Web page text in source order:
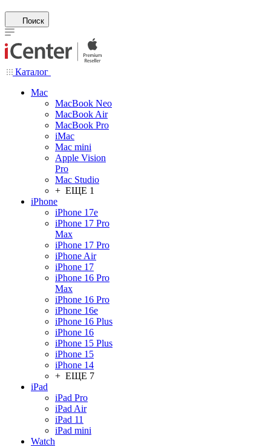
Поиск
Каталог
Mac
MacBook Neo
MacBook Air
MacBook Pro
iMac
Mac mini
Apple Vision
Pro
Mac Studio
+ ЕЩЕ 1
iPhone
iPhone 17e
iPhone 17 Pro
Max
iPhone 17 Pro
iPhone Air
iPhone 17
iPhone 16 Pro
Max
iPhone 16 Pro
iPhone 16e
iPhone 16 Plus
iPhone 16
iPhone 15 Plus
iPhone 15
iPhone 14
+ ЕЩЕ 7
iPad
iPad Pro
iPad Air
iPad 11
iPad mini
Watch